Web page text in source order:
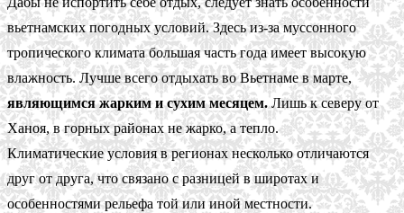
вьетнамских погодных условий. Здесь из-за муссонного
тропического климата большая часть года имеет высокую
влажность. Лучше всего отдыхать во Вьетнаме в марте,
являющимся жарким и сухим месяцем.Лишь к северу от
Ханоя, в горных районах не жарко, а тепло.
Климатические условия в регионах несколько отличаются
друг от друга, что связано с разницей в широтах и
особенностями рельефа той или иной местности.